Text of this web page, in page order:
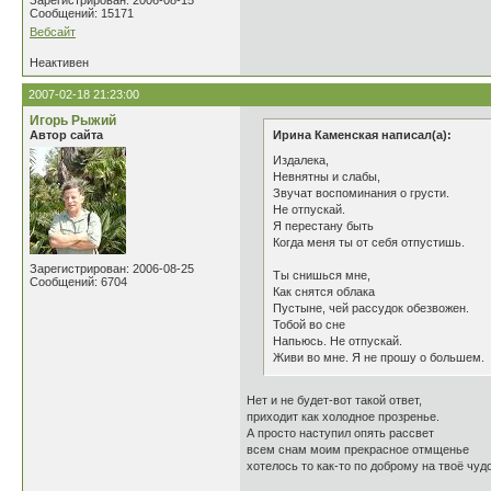
Сообщений: 15171
Вебсайт
Неактивен
2007-02-18 21:23:00
Игорь Рыжий
Автор сайта
Зарегистрирован: 2006-08-25
Сообщений: 6704
Ирина Каменская написал(а):
Издалека,
Невнятны и слабы,
Звучат воспоминания о грусти.
Не отпускай.
Я перестану быть
Когда меня ты от себя отпустишь.
Ты снишься мне,
Как снятся облака
Пустыне, чей рассудок обезвожен.
Тобой во сне
Напьюсь. Не отпускай.
Живи во мне. Я не прошу о большем.
Нет и не будет-вот такой ответ,
приходит как холодное прозренье.
А просто наступил опять рассвет
всем снам моим прекрасное отмщенье
хотелось то как-то по доброму на твоё